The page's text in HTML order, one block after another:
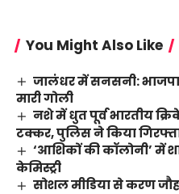
You Might Also Like
जालंधर में सनसनी:
मारी गोली
नशे में धुत पूर्व भारतीय
टक्कर, पुलिस ने किया
‘आशिकों की कॉलोनी’ में
केमिस्ट्री
सोशल मीडिया से करण